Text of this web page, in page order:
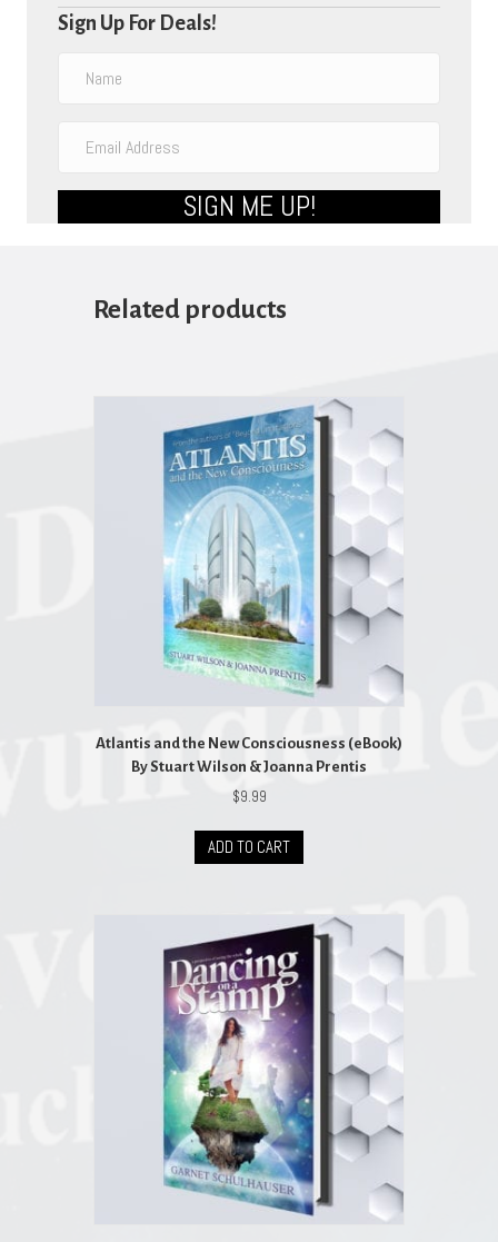
Sign Up For Deals!
SIGN ME UP!
Related products
Atlantis and the New Consciousness (eBook)
By Stuart Wilson & Joanna Prentis
$9.99
ADD TO CART